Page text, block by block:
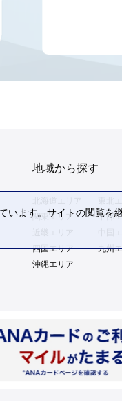
地域から探す
関東エリア
中部
四国エリア
九州
沖縄エリア
ます。サイトの閲覧を